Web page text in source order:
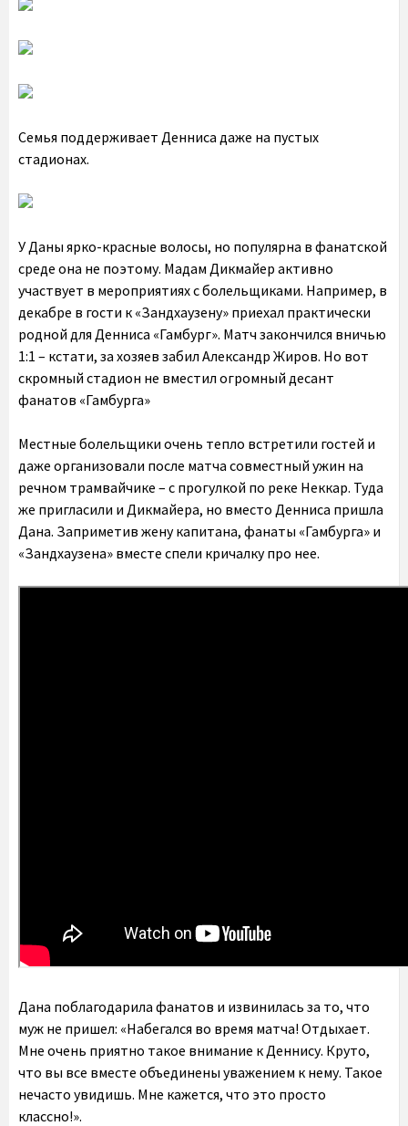
Семья поддерживает Денниса даже на пустых
стадионах.
У Даны ярко-красные волосы, но популярна в фанатской
среде она не поэтому. Мадам Дикмайер активно
участвует в мероприятиях с болельщиками. Например, в
декабре в гости к «Зандхаузену» приехал практически
родной для Денниса «Гамбург». Матч закончился вничью
1:1 – кстати, за хозяев забил Александр Жиров. Но вот
скромный стадион не вместил огромный десант
фанатов «Гамбурга»
Местные болельщики очень тепло встретили гостей и
даже организовали после матча совместный ужин на
речном трамвайчике – c прогулкой по реке Неккар. Туда
же пригласили и Дикмайера, но вместо Денниса пришла
Дана. Заприметив жену капитана, фанаты «Гамбурга» и
«Зандхаузена» вместе спели кричалку про нее.
Дана поблагодарила фанатов и извинилась за то, что
муж не пришел: «Набегался во время матча! Отдыхает.
Мне очень приятно такое внимание к Деннису. Круто,
что вы все вместе объединены уважением к нему. Такое
нечасто увидишь. Мне кажется, что это просто
классно!».